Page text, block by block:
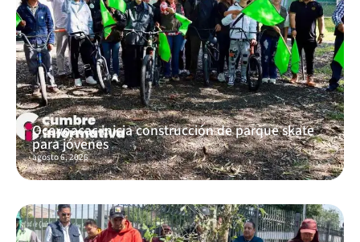
Ocoyoacac inicia construcción de parque skate
para jóvenes
agosto 6, 2026